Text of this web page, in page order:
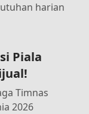
harian
Piala
Timnas
2026